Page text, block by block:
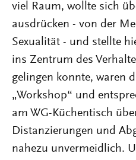
viel Raum, wollte sich
ausdrücken - von der
Sexualität - und stellte
ins Zentrum des
gelingen konnte, waren
„Workshop“ und
am WG-Küchentisch
Distanzierungen und
nahezu unvermeidlich.